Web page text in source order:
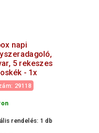
napi
5 rekeszes
- 1x
29118
rendelés: 1 db